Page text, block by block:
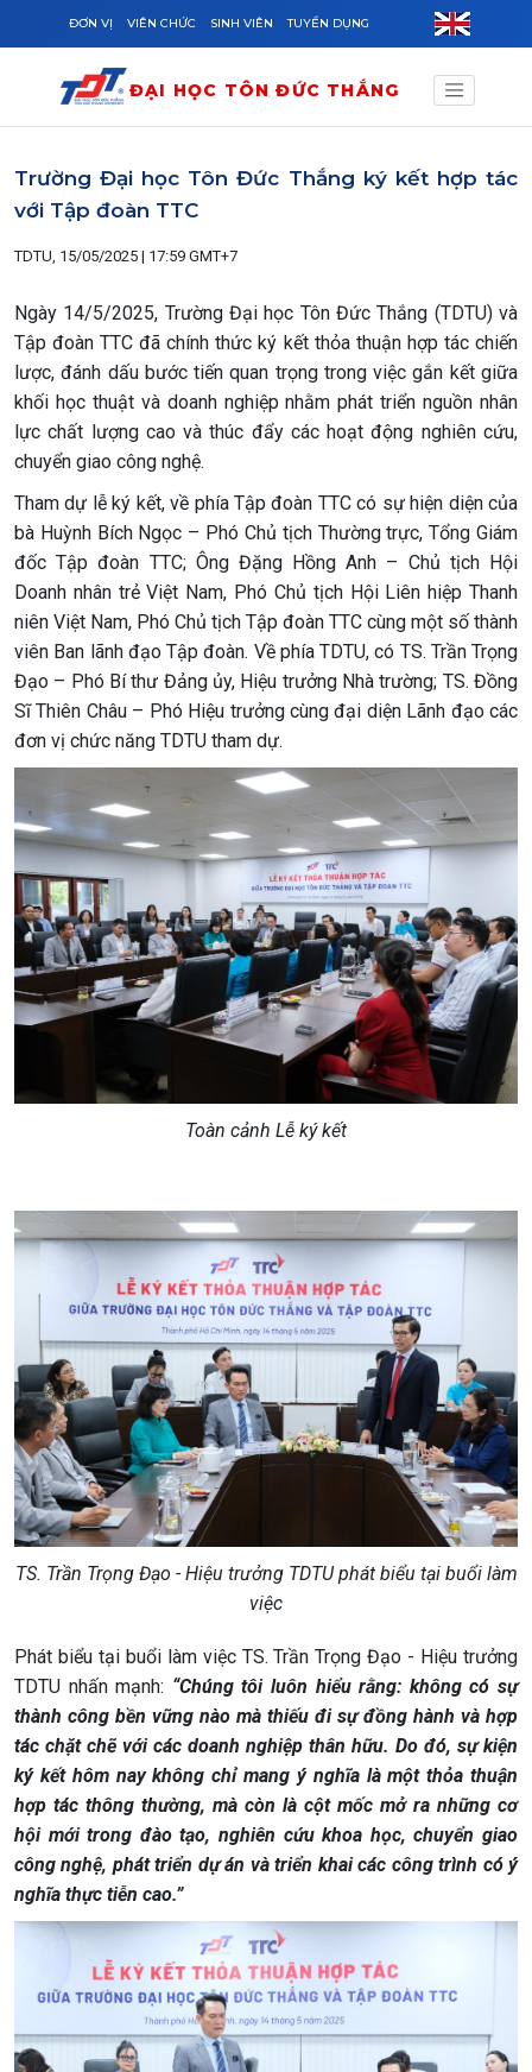
Skip to main content
ĐƠN VỊ VIÊN CHỨC SINH VIÊN TUYỂN DỤNG
ĐẠI HỌC TÔN ĐỨC THẮNG
Trường Đại học Tôn Đức Thắng ký kết hợp tác
với Tập đoàn TTC
TDTU, 15/05/2025 | 17:59 GMT+7
Ngày 14/5/2025, Trường Đại học Tôn Đức Thắng (TDTU) và
Tập đoàn TTC đã chính thức ký kết thỏa thuận hợp tác chiến
lược, đánh dấu bước tiến quan trọng trong việc gắn kết giữa
khối học thuật và doanh nghiệp nhằm phát triển nguồn nhân
lực chất lượng cao và thúc đẩy các hoạt động nghiên cứu,
chuyển giao công nghệ.
Tham dự lễ ký kết, về phía Tập đoàn TTC có sự hiện diện của
bà Huỳnh Bích Ngọc – Phó Chủ tịch Thường trực, Tổng Giám
đốc Tập đoàn TTC; Ông Đặng Hồng Anh – Chủ tịch Hội
Doanh nhân trẻ Việt Nam, Phó Chủ tịch Hội Liên hiệp Thanh
niên Việt Nam, Phó Chủ tịch Tập đoàn TTC cùng một số thành
viên Ban lãnh đạo Tập đoàn. Về phía TDTU, có TS. Trần Trọng
Đạo – Phó Bí thư Đảng ủy, Hiệu trưởng Nhà trường; TS. Đồng
Sĩ Thiên Châu – Phó Hiệu trưởng cùng đại diện Lãnh đạo các
đơn vị chức năng TDTU tham dự.
Toàn cảnh Lễ ký kết
TS. Trần Trọng Đạo - Hiệu trưởng TDTU phát biểu tại buổi làm
việc
Phát biểu tại buổi làm việc TS. Trần Trọng Đạo - Hiệu trưởng
TDTU nhấn mạnh: “Chúng tôi luôn hiểurằng: không có sự
thành công bền vững nào mà thiếu đi sự đồng hành và hợp
tác chặt chẽ với các doanh nghiệp thân hữu. Do đó, sự kiện
ký kết hôm nay không chỉ mang ý nghĩa là một thỏa thuận
hợp tác thông thường, mà còn là cột mốc mở ra những cơ
hội mới trong đào tạo, nghiên cứu khoa học, chuyển giao
công nghệ, phát triển dự án và triển khai các công trình có ý
nghĩa thực tiễn cao.”